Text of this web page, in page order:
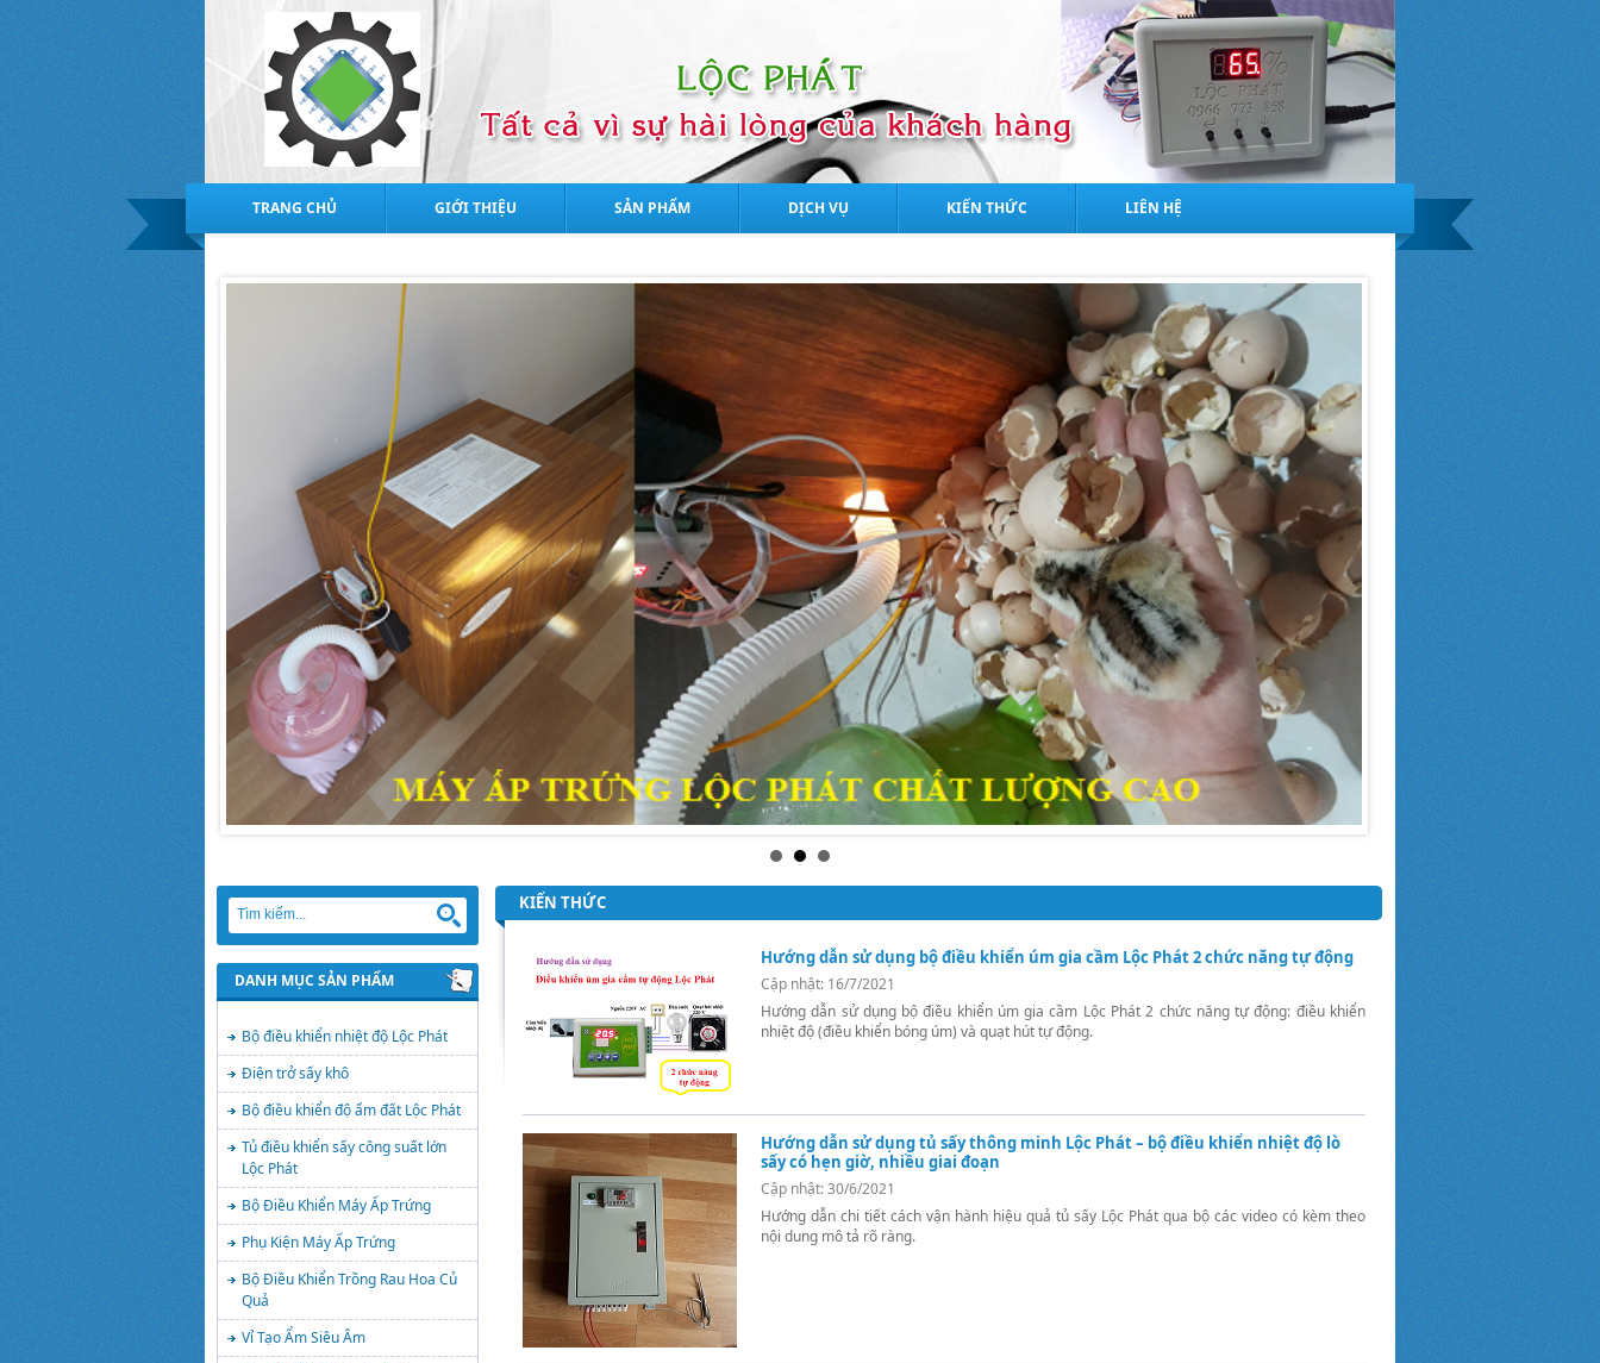
TRANG CHỦ GIỚI THIỆU SẢN PHẨM DỊCH VỤ KIẾN THỨC LIÊN HỆ
KIẾN THỨC
Hướng dẫn sử dụng bộ điều khiển úm gia cầm Lộc Phát 2 chức năng tự động
Cập nhật: 16/7/2021
Hướng dẫn sử dụng bộ điều khiển úm gia cầm Lộc Phát 2 chức năng tự động: điều khiển
nhiệt độ (điều khiển bóng úm) và quạt hút tự động.
Hướng dẫn sử dụng tủ sấy thông minh Lộc Phát – bộ điều khiển nhiệt độ lò
sấy có hẹn giờ, nhiều giai đoạn
Cập nhật: 30/6/2021
Hướng dẫn chi tiết cách vận hành hiệu quả tủ sấy Lộc Phát qua bộ các video có kèm theo
nội dung mô tả rõ ràng.
DANH MỤC SẢN PHẨM
Bộ điều khiển nhiệt độ Lộc Phát
Điện trở sấy khô
Bộ điều khiển độ ẩm đất Lộc Phát
Tủ điều khiển sấy công suất lớn
Lộc Phát
Bộ Điều Khiển Máy Ấp Trứng
Phụ Kiện Máy Ấp Trứng
Bộ Điều Khiển Trồng Rau Hoa Củ
Quả
Vỉ Tạo Ẩm Siêu Âm